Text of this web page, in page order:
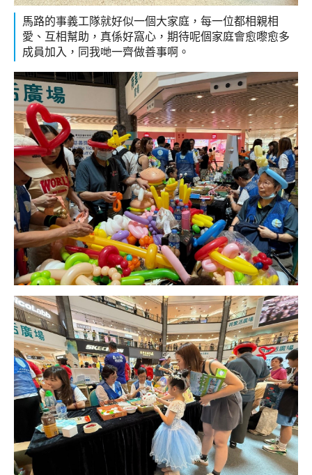
馬路的事義工隊就好似一個大家庭，每一位都相親相
愛、互相幫助，真係好窩心，期待呢個家庭會愈嚟愈多
成員加入，同我哋一齊做善事啊。